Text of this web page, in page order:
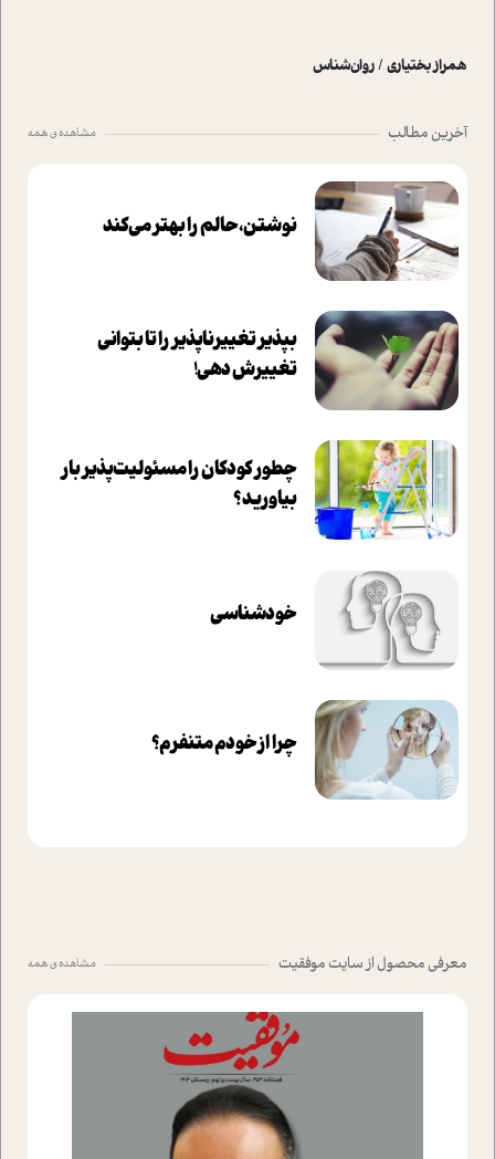
همراز بختیاری /روان‌شناس
آخرین مطالب مشاهده ی همه
نوشتن، حالم را بهتر می‌کند
بپذير تغييرناپذير را تا بتواني
تغييرش دهي!‏
چطور کودکان را مسئولیت‌پذیر بار
بیاورید؟
خودشناسی
چرا از خودم متنفرم؟
معرفی محصول از سایت موفقیت مشاهده ی همه